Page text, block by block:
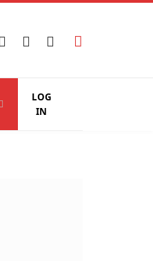
Instagram
YouTubeLinkedIn
LOG
IN